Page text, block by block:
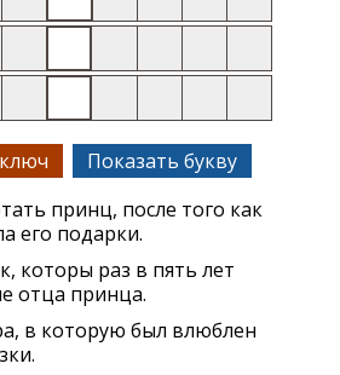
Показать букву
принц, после того как
его подарки.
которы раз в пять лет
отца принца.
в которую был влюблен